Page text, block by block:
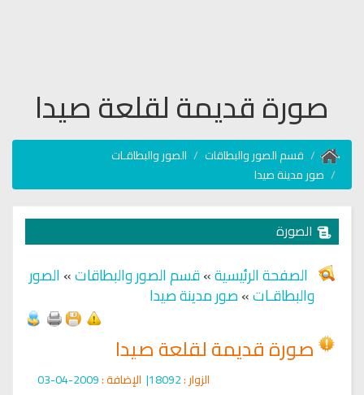
صورة قديمة لقلعة صيدا
قسم الصور والبطاقات
الصور والبطاقـات
صور مدينة صيدا
الصورة
الصفحة الرئيسية»قسم الصور والبطاقات»الصور
والبطاقـات»صور مدينة صيدا
صورة قديمة لقلعة صيدا
الزوار : الإضافة :